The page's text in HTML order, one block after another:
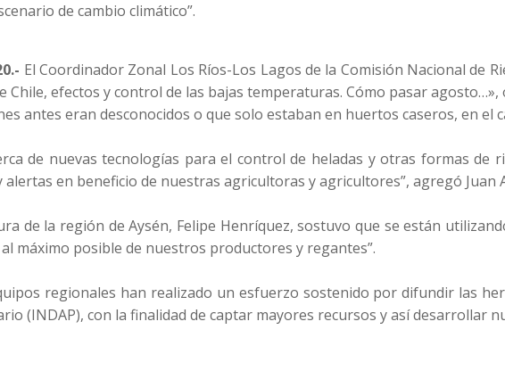
de cambio climático”.
El Coordinador Zonal Los Ríos-Los Lagos de la Comisión Nacional de
Chile, efectos y control de las bajas temperaturas. Cómo pasar agosto…»,
antes eran desconocidos o que solo estaban en huertos caseros, en el
de nuevas tecnologías para el control de heladas y otras formas de
en beneficio de nuestras agricultoras y agricultores”, agregó Juan
de la región de Aysén, Felipe Henríquez, sostuvo que se están
máximo posible de nuestros productores y regantes”.
regionales han realizado un esfuerzo sostenido por difundir las
(INDAP), con la finalidad de captar mayores recursos y así desarrollar